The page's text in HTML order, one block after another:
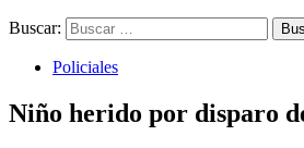
Buscar:
Policiales
Niño herido por disparo